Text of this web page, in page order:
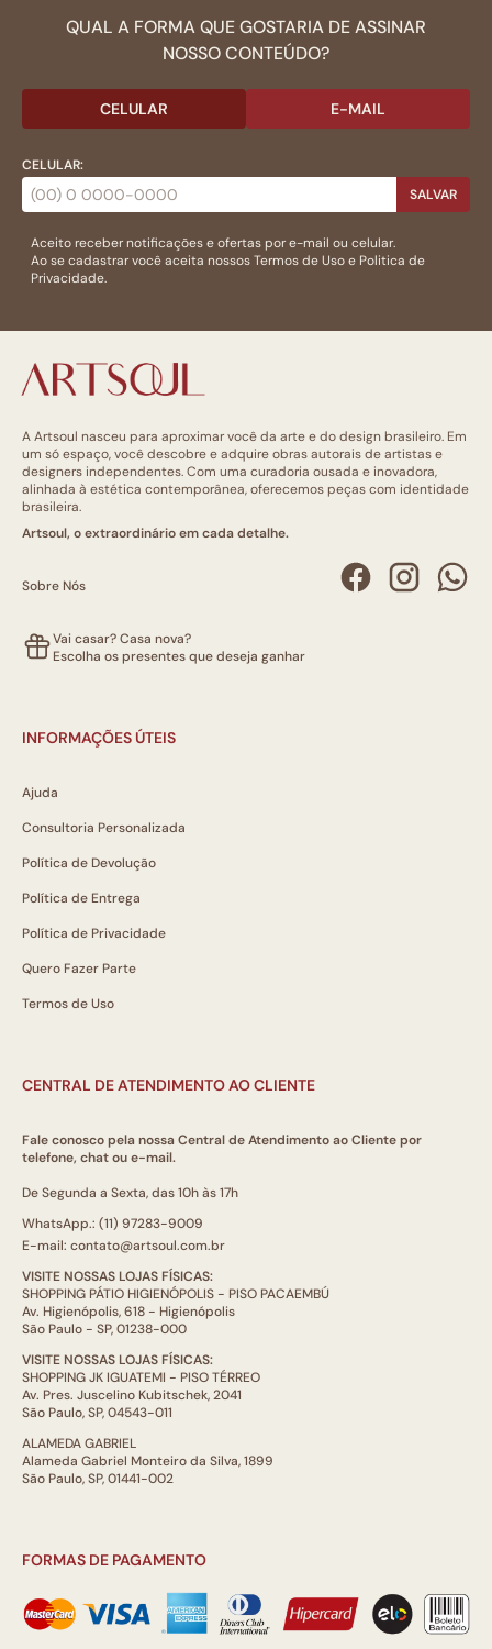
QUAL A FORMA QUE GOSTARIA DE ASSINAR
NOSSO CONTEÚDO?
CELULAR E-MAIL
CELULAR:
SALVAR
Aceito receber notificações e ofertas por e-mail ou celular.
Ao se cadastrar você aceita nossosTermos de Usoe Politica de
Privacidade.
A Artsoul nasceu para aproximar você da arte e do design brasileiro. Em
um só espaço, você descobre e adquire obras autorais de artistas e
designers independentes. Com uma curadoria ousada e inovadora,
alinhada à estética contemporânea, oferecemos peças com identidade
brasileira.
Artsoul, o extraordinário em cada detalhe.
Sobre Nós
Vai casar? Casa nova?
Escolha os presentes que deseja ganhar
INFORMAÇÕES ÚTEIS
Ajuda
Consultoria Personalizada
Política de Devolução
Política de Entrega
Política de Privacidade
Quero Fazer Parte
Termos de Uso
CENTRAL DE ATENDIMENTO AO CLIENTE
Fale conosco pela nossa Central de Atendimento ao Cliente por
telefone, chat ou e-mail.
De Segunda a Sexta, das 10h às 17h
WhatsApp.: (11) 97283-9009
E-mail: contato@artsoul.com.br
VISITE NOSSAS LOJAS FÍSICAS:
SHOPPING PÁTIO HIGIENÓPOLIS - PISO PACAEMBÚ
Av. Higienópolis, 618 - Higienópolis
São Paulo - SP, 01238-000
VISITE NOSSAS LOJAS FÍSICAS:
SHOPPING JK IGUATEMI - PISO TÉRREO
Av. Pres. Juscelino Kubitschek, 2041
São Paulo, SP, 04543-011
ALAMEDA GABRIEL
Alameda Gabriel Monteiro da Silva, 1899
São Paulo, SP, 01441-002
FORMAS DE PAGAMENTO